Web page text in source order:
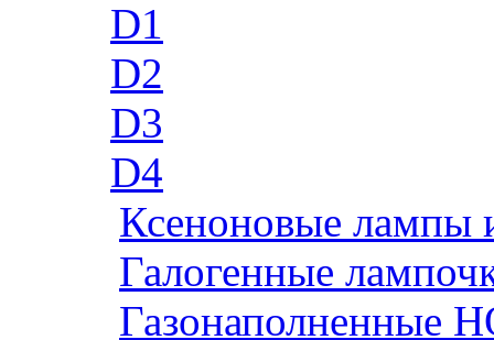
D1
D2
D3
D4
Ксеноновые лампы
Галогенные
Газонаполненные